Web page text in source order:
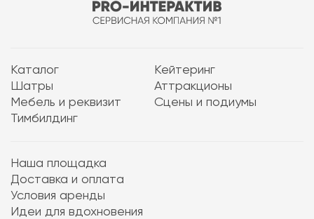
Каталог
Кейтеринг
Шатры
Аттракционы
Мебель и реквизит
Сцены и подиумы
Тимбилдинг
Наша площадка
Доставка и оплата
Условия аренды
Идеи для вдохновения